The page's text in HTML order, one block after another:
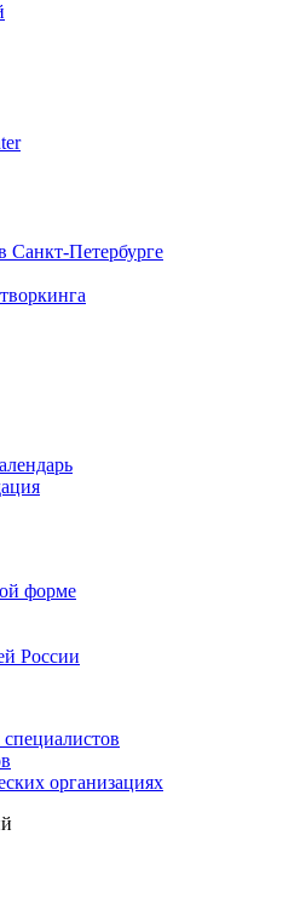
Санкт-Петербурге
форме
России
организациях